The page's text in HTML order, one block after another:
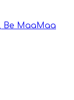
Be MaaMaa